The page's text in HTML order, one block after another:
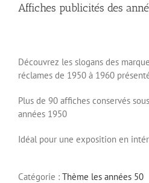
Affiches publicités des
Découvrez les slogans des
réclames de 1950 à 1960
Plus de 90 affiches conservés
années 1950
Idéal pour une exposition en
Catégorie : Thème les années 50